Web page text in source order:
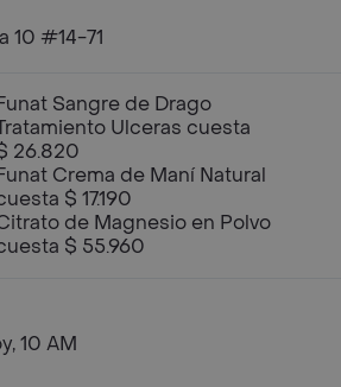
10 #14-71
Sangre de Drago
Ulceras cuesta
26.820
Crema de Maní Natural
$ 17.190
de Magnesio en Polvo
$ 55.960
10 AM